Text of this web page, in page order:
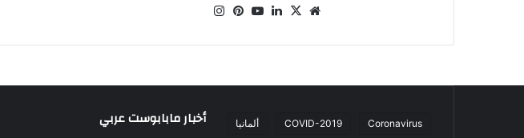
موقع‫X لينكدإن‫YouTubeبينتيريست
Coronavirus
COVID-2019 ألمانيا أخبار مابابوست عربي